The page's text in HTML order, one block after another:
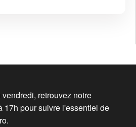
retrouvez notre
17h pour suivre l'essentiel de